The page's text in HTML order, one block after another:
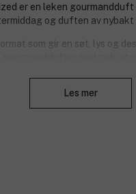
er en leken
og duften av nybakt
som gir en søt, lys og
Les mer